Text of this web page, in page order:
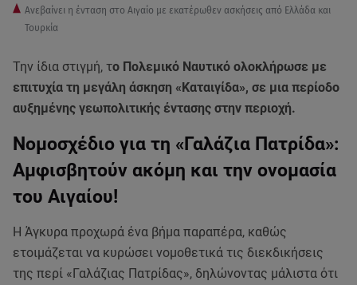
Ανεβαίνει η ένταση στο Αιγαίο με εκατέρωθεν ασκήσεις από Ελλάδα και
Τουρκία
Την ίδια στιγμή, το Πολεμικό Ναυτικό ολοκλήρωσε με
επιτυχία τη μεγάλη άσκηση «Καταιγίδα», σε μια περίοδο
αυξημένης γεωπολιτικής έντασης στην περιοχή.
Νομοσχέδιο για τη «Γαλάζια Πατρίδα»:
Αμφισβητούν ακόμη και την ονομασία
του Αιγαίου!
Η Άγκυρα προχωρά ένα βήμα παραπέρα, καθώς
ετοιμάζεται να κυρώσει νομοθετικά τις διεκδικήσεις
της περί «Γαλάζιας Πατρίδας», δηλώνοντας μάλιστα ότι